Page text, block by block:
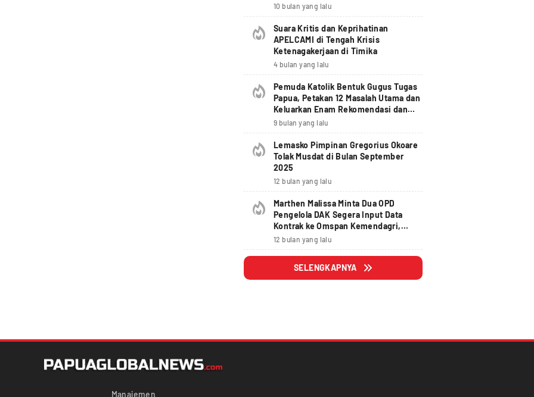
10 bulan yang lalu
Suara Kritis dan Keprihatinan
APELCAMI di Tengah Krisis
Ketenagakerjaan di Timika
4 bulan yang lalu
Pemuda Katolik Bentuk Gugus Tugas
Papua, Petakan 12 Masalah Utama dan
Keluarkan Enam Rekomendasi dan
Seruan Moral Nasional
9 bulan yang lalu
Lemasko Pimpinan Gregorius Okoare
Tolak Musdat di Bulan September
2025
12 bulan yang lalu
Marthen Malissa Minta Dua OPD
Pengelola DAK Segera Input Data
Kontrak ke Omspan Kemendagri,
Lewat Tanggal 29 Agustus 2025
Hangus
12 bulan yang lalu
SELENGKAPNYA
Manajemen